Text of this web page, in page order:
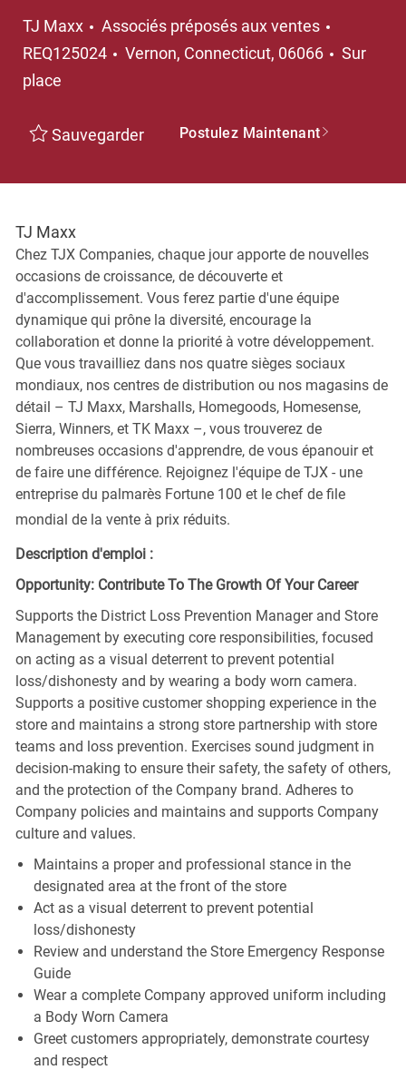
TJ Maxx
Associés préposés aux ventes
REQ125024
Vernon, Connecticut, 06066
Sur
place
Sauvegarder Postulez Maintenant
TJ Maxx
Chez TJX Companies, chaque jour apporte de nouvelles
occasions de croissance, de découverte et
d'accomplissement. Vous ferez partie d'une équipe
dynamique qui prône la diversité, encourage la
collaboration et donne la priorité à votre développement.
Que vous travailliez dans nos quatre sièges sociaux
mondiaux, nos centres de distribution ou nos magasins de
détail – TJ Maxx, Marshalls, Homegoods, Homesense,
Sierra, Winners, et TK Maxx –, vous trouverez de
nombreuses occasions d'apprendre, de vous épanouir et
de faire une différence. Rejoignez l'équipe de TJX - une
entreprise du palmarès Fortune 100 et le chef de file
mondial de la vente à prix réduits.
Description d'emploi :
Opportunity: Contribute To The Growth Of Your Career
Supports the District Loss Prevention Manager and Store
Management by executing core responsibilities, focused
on acting as a visual deterrent to prevent potential
loss/dishonesty and by wearing a body worn camera.
Supports a positive customer shopping experience in the
store and maintains a strong store partnership with store
teams and loss prevention. Exercises sound judgment in
decision-making to ensure their safety, the safety of others,
and the protection of the Company brand. Adheres to
Company policies and maintains and supports Company
culture and values.
Maintains a proper and professional stance in the
designated area at the front of the store
Act as a visual deterrent to prevent potential
loss/dishonesty
Review and understand the Store Emergency Response
Guide
Wear a complete Company approved uniform including
a Body Worn Camera
Greet customers appropriately, demonstrate courtesy
and respect